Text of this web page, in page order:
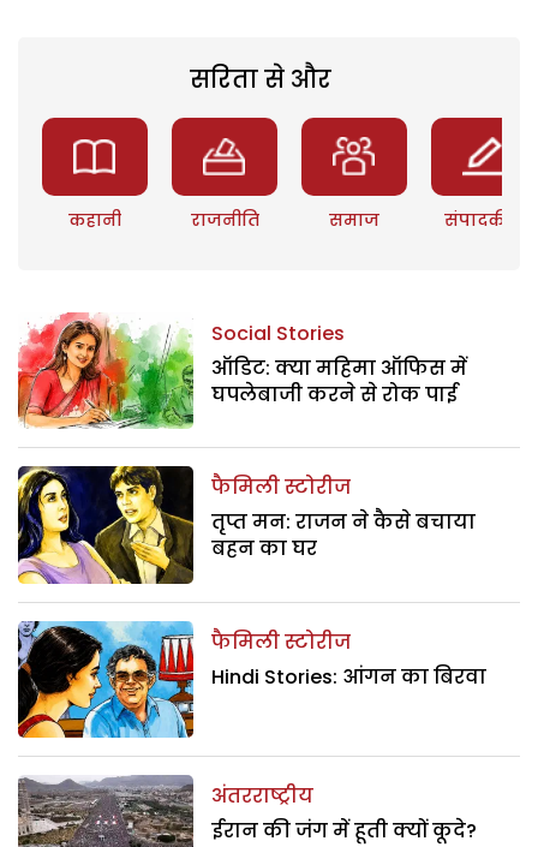
सरिता से और
कहानी राजनीति समाज संपादकीय
Social Stories
ऑडिट: क्या महिमा ऑफिस में
घपलेबाजी करने से रोक पाई
फैमिली स्टोरीज
तृप्त मन: राजन ने कैसे बचाया
बहन का घर
फैमिली स्टोरीज
Hindi Stories: आंगन का बिरवा
अंतरराष्ट्रीय
ईरान की जंग में हूती क्यों कूदे?